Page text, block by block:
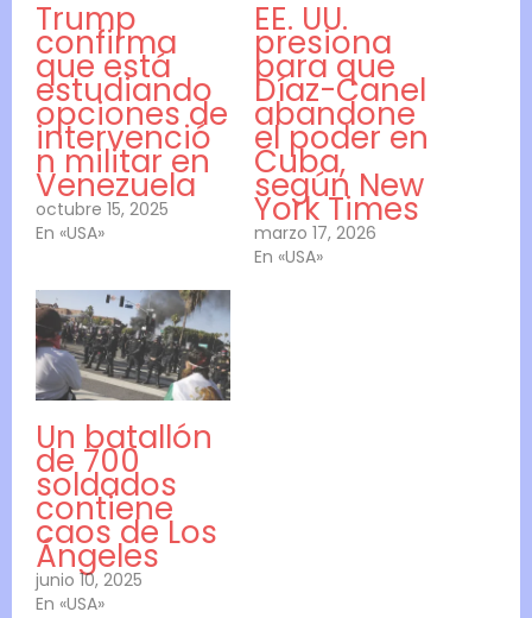
Trump
confirma
que está
estudiando
opciones de
intervenció
n militar en
Venezuela
octubre 15, 2025
En «USA»
EE. UU.
presiona
para que
Díaz-Canel
abandone
el poder en
Cuba,
según New
York Times
marzo 17, 2026
En «USA»
Un batallón
de 700
soldados
contiene
caos de Los
Ángeles
junio 10, 2025
En «USA»